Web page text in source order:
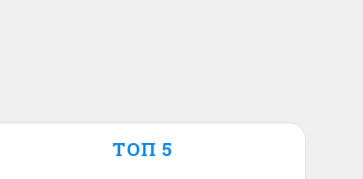
ТОП 5